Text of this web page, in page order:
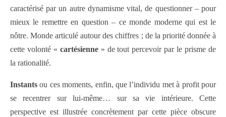
caractérisé par un autre dynamisme vital, de questionner – pour
mieux le remettre en question – ce monde moderne qui est le
nôtre. Monde articulé autour des chiffres ; de la priorité donnée à
cette volonté « cartésienne» de tout percevoir par le prisme de
la rationalité.
Instants ou ces moments, enfin, que l’individu met à profit pour
se recentrer sur lui-même… sur sa vie intérieure. Cette
perspective est illustrée concrètement par cette pièce obscure